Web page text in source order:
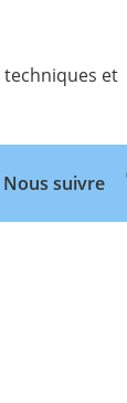
et
Nous suivre